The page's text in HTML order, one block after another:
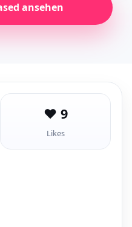
ansehen
❤️ 9
Likes